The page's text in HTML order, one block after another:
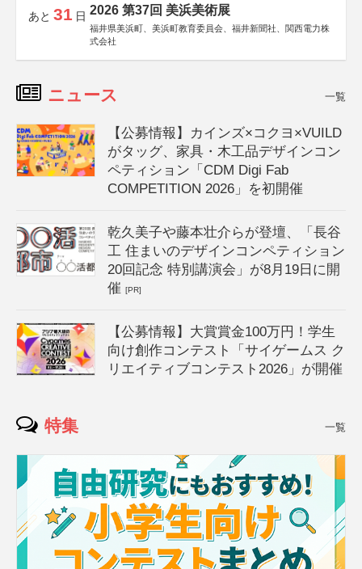
あと 31 日 2026 第37回 美浜美術展
福井県美浜町、美浜町教育委員会、福井新聞社、関西電力株
式会社
ニュース 一覧
【公募情報】カインズ×コクヨ×VUILD
がタッグ、家具・木工品デザインコン
ペティション「CDM Digi Fab
COMPETITION 2026」を初開催
乾久美子や藤本壮介らが登壇、「長谷
工 住まいのデザインコンペティション
20回記念 特別講演会」が8月19日に開
催[PR]
【公募情報】大賞賞金100万円！学生
向け創作コンテスト「サイゲームス ク
リエイティブコンテスト2026」が開催
特集 一覧